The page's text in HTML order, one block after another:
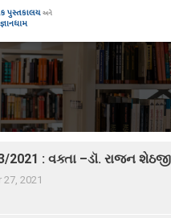
મુખ્ય પૃષ્ઠ
અમારા વિષે
ઉદ્દેશ ,હેતુ અને ધ્યેય
27, 2021